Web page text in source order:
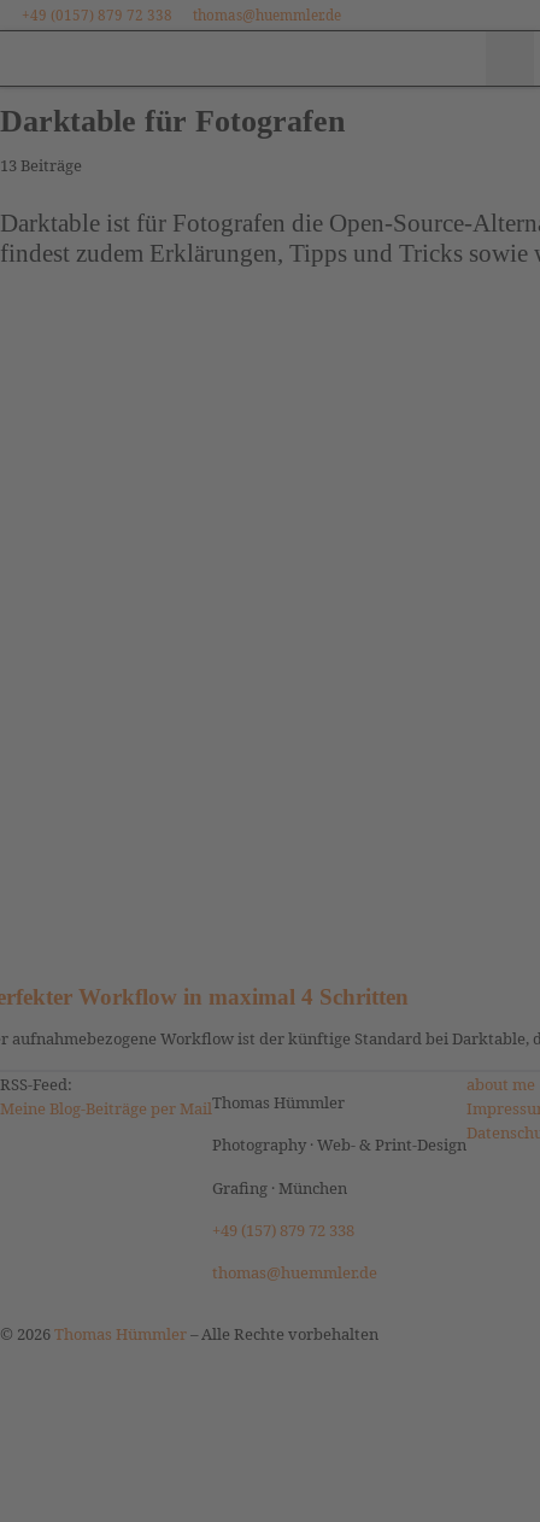
Zum Inhalt springen
+49 (0157) 879 72 338 thomas@huemmler.de
Darktable für Fotografen
13 Beiträge
Darktable ist für Fotografen die Open-Source-
findest zudem Erklärungen, Tipps und Tricks sowie
Workflow in maximal 4 Schritten
aufnahmebezogene Workflow ist der künftige Standard bei
RSS-Feed:
Meine Blog-Beiträge per MailThomas Hümmler
Photography · Web- & Print-Design
Grafing · München
+49 (157) 879 72 338
thomas@huemmler.de
about me
© 2026Thomas Hümmler–Alle Rechte vorbehalten